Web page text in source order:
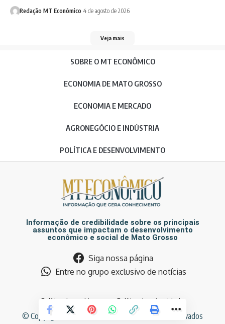
Redação MT Econômico 4 de agosto de 2026
Veja mais
SOBRE O MT ECONÔMICO
ECONOMIA DE MATO GROSSO
ECONOMIA E MERCADO
AGRONEGÓCIO E INDÚSTRIA
POLÍTICA E DESENVOLVIMENTO
Informação de credibilidade sobre os principais
assuntos que impactam o desenvolvimento
econômico e social de Mato Grosso
Siga nossa página
Entre no grupo exclusivo de notícias
Política de cookies Política de privacidade
© Copyright MT Econômico. Todos os direitos reservados